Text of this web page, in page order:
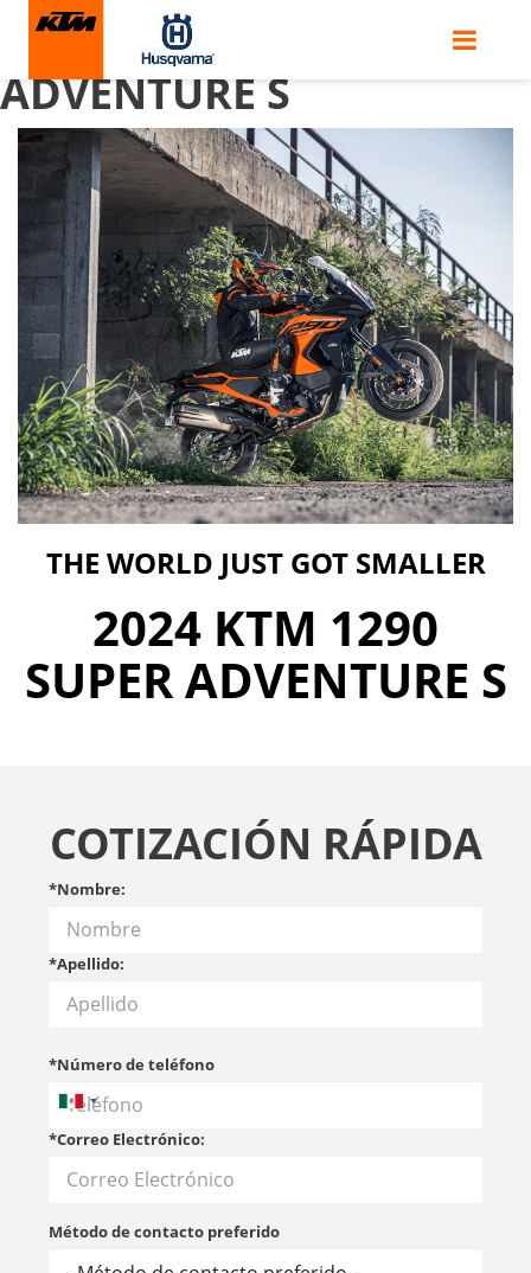
KTM 1290 SUPER
ADVENTURE S
THE WORLD JUST GOT SMALLER
2024 KTM 1290
SUPER ADVENTURE S
COTIZACIÓN RÁPIDA
*Nombre:
*Apellido:
*Número de teléfono
*Correo Electrónico:
Método de contacto preferido